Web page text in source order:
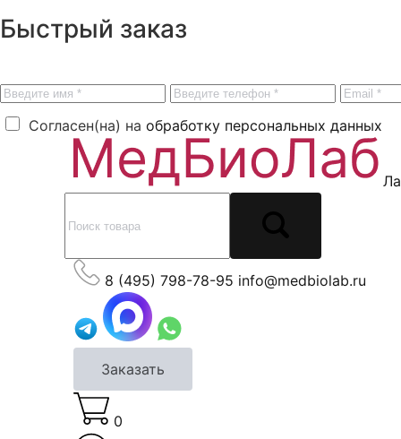
Быстрый заказ
Согласен(на) на обработку персональных данных
8 (495) 798-78-95 info@medbiolab.ru
Заказать
0